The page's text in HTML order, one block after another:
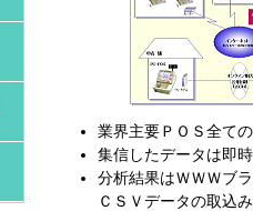
業界主要ＰＯＳ全て
集信したデータは即
分析結果はＷＷＷブ
ＣＳＶデータの取込